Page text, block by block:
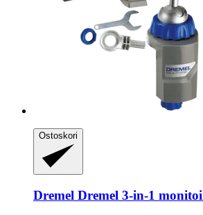
Ostoskori
Dremel Dremel 3-​in-​1